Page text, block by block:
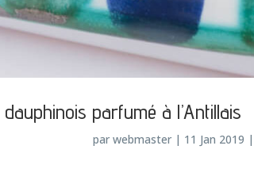
dauphinois parfumé à l’Antillais
par webmaster| 11 Jan 2019 |